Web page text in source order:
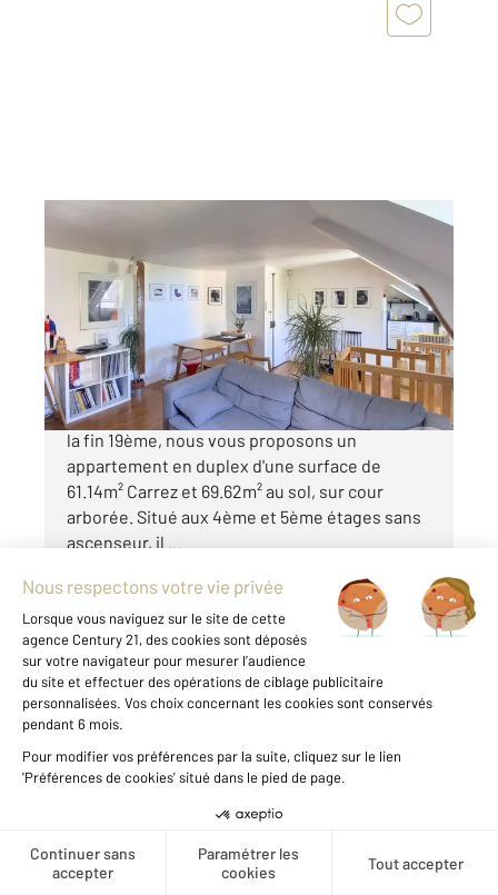
Créer une alerte
61,14 m
, 3 pièces
Ref : 31525
Appartement à vendre
525 000 €
Quartier Salpêtrière, dans une copropriété de
la fin 19ème, nous vous proposons un
appartement en duplex d'une surface de
61.14m² Carrez et 69.62m² au sol, sur cour
arborée. Situé aux 4ème et 5ème étages sans
ascenseur, il ...
Voir le détail du bien